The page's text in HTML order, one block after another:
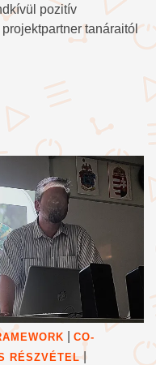
pozitív
tanáraitól
CO-
RÉSZVÉTEL|